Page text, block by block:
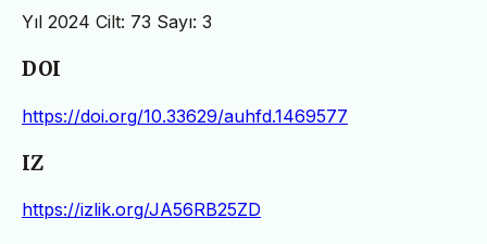
Yıl 2024 Cilt: 73 Sayı: 3
DOI
https://doi.org/10.33629/auhfd.1469577
IZ
https://izlik.org/JA56RB25ZD